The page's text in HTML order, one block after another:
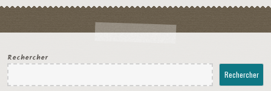
Rechercher
Rechercher